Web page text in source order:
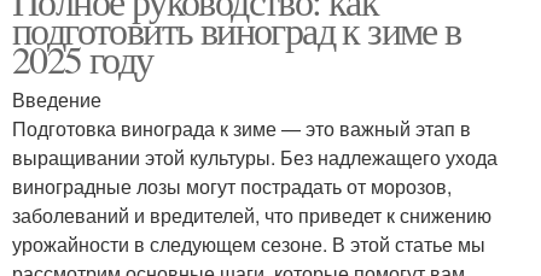
подготовить виноград к зиме в
2025 году
Введение
Подготовка винограда к зиме — это важный этап в
выращивании этой культуры. Без надлежащего ухода
виноградные лозы могут пострадать от морозов,
заболеваний и вредителей, что приведет к снижению
урожайности в следующем сезоне. В этой статье мы